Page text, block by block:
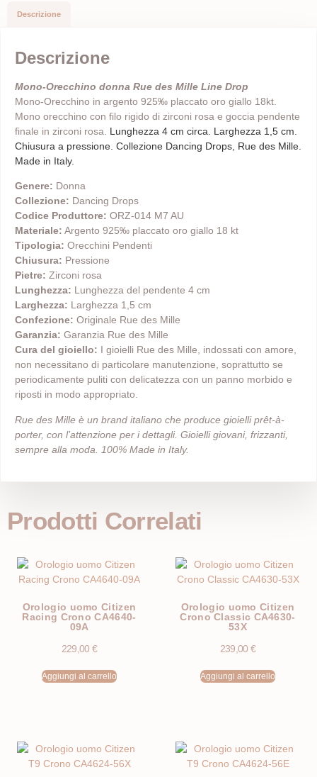
Descrizione
Descrizione
Mono-Orecchino donna Rue des Mille Line Drop
Mono-Orecchino in argento 925‰ placcato oro giallo 18kt.
Mono orecchino con filo rigido di zirconi rosa e goccia pendente
finale in zirconi rosa.
Lunghezza 4 cm circa. Larghezza 1,5 cm.
Chiusura a pressione. Collezione Dancing Drops, Rue des Mille.
Made in Italy.
Genere: Donna
Collezione: Dancing Drops
Codice Produttore: ORZ-014 M7 AU
Materiale: Argento 925‰ placcato oro giallo 18 kt
Tipologia: Orecchini Pendenti
Chiusura: Pressione
Pietre: Zirconi rosa
Lunghezza: Lunghezza del pendente 4 cm
Larghezza: Larghezza 1,5 cm
Confezione: Originale Rue des Mille
Garanzia: Garanzia Rue des Mille
Cura del gioiello: I gioielli Rue des Mille, indossati con amore,
non necessitano di particolare manutenzione, soprattutto se
periodicamente puliti con delicatezza con un panno morbido e
riposti in modo appropriato.
Rue des Mille è un brand italiano che produce gioielli prêt-à-
porter, con l’attenzione per i dettagli. Gioielli giovani, frizzanti,
sempre alla moda. 100% Made in Italy.
Prodotti Correlati
Orologio uomo Citizen
Racing Crono CA4640-
09A
229,00 €
Aggiungi al carrello
Orologio uomo Citizen
Crono Classic CA4630-
53X
239,00 €
Aggiungi al carrello